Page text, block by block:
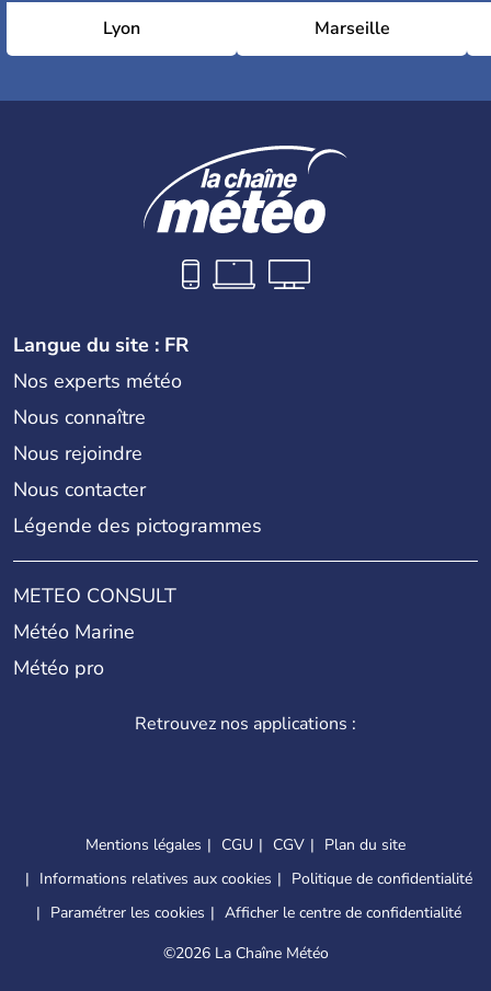
Lyon Marseille
Langue du site : FR
Nos experts météo
Nous connaître
Nous rejoindre
Nous contacter
Légende des pictogrammes
METEO CONSULT
Météo Marine
Météo pro
Retrouvez nos applications :
Mentions légales CGU CGV
Plan du site
Informations relatives aux cookies
Politique de confidentialité
Paramétrer les cookies
Afficher le centre de confidentialité
©2026 La Chaîne Météo